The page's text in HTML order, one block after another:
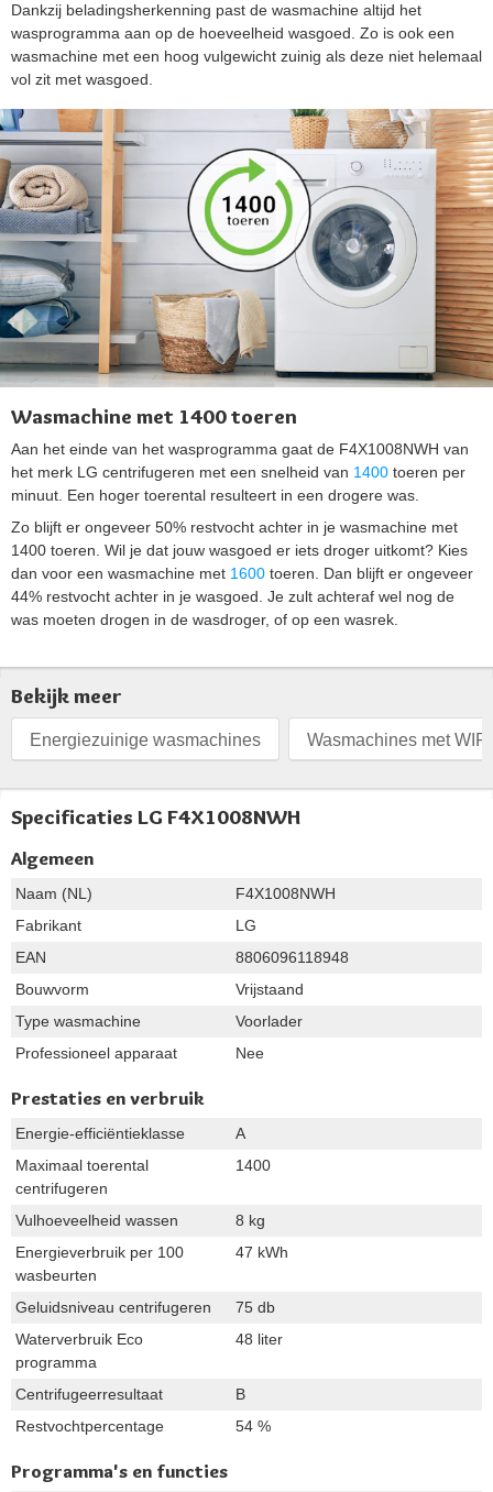
Dankzij beladingsherkenning past de wasmachine altijd het
wasprogramma aan op de hoeveelheid wasgoed. Zo is ook een
wasmachine met een hoog vulgewicht zuinig als deze niet helemaal
vol zit met wasgoed.
Wasmachine met 1400 toeren
Aan het einde van het wasprogramma gaat de F4X1008NWH van
het merk LG centrifugeren met een snelheid van 1400 toeren per
minuut. Een hoger toerental resulteert in een drogere was.
Zo blijft er ongeveer 50% restvocht achter in je wasmachine met
1400 toeren. Wil je dat jouw wasgoed er iets droger uitkomt? Kies
dan voor een wasmachine met 1600 toeren. Dan blijft er ongeveer
44% restvocht achter in je wasgoed. Je zult achteraf wel nog de
was moeten drogen in de wasdroger, of op een wasrek.
Bekijk meer
Energiezuinige wasmachines Wasmachines met WIFI
Specificaties LG F4X1008NWH
Algemeen
Naam (NL)
F4X1008NWH
Fabrikant
LG
EAN
8806096118948
Bouwvorm
Vrijstaand
Type wasmachine
Voorlader
Professioneel apparaat
Nee
Prestaties en verbruik
Energie-efficiëntieklasse
A
Maximaal toerental
centrifugeren
1400
Vulhoeveelheid wassen
8 kg
Energieverbruik per 100
wasbeurten
47 kWh
Geluidsniveau centrifugeren
75 db
Waterverbruik Eco
programma
48 liter
Centrifugeerresultaat
B
Restvochtpercentage
54 %
Programma's en functies